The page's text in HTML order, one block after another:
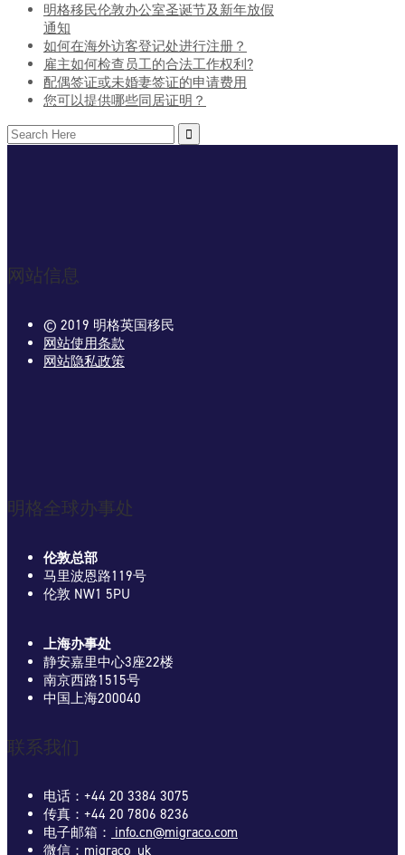
明格移民伦敦办公室圣诞节及新年放假
通知
如何在海外访客登记处进行注册？
雇主如何检查员工的合法工作权利?
配偶签证或未婚妻签证的申请费用
您可以提供哪些同居证明？
Search
for:
网站信息
© 2019 明格英国移民
网站使用条款
网站隐私政策
明格全球办事处
伦敦总部
马里波恩路119号
伦敦 NW1 5PU
上海办事处
静安嘉里中心3座22楼
南京西路1515号
中国上海200040
联系我们
电话：+44 20 3384 3075
传真：+44 20 7806 8236
电子邮箱： info.cn@migraco.com
微信：migraco_uk